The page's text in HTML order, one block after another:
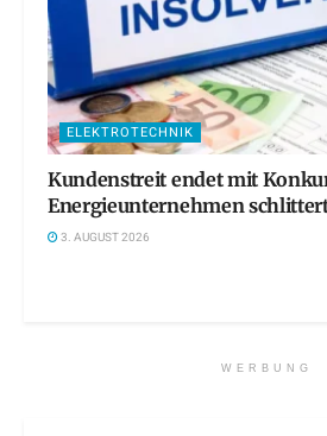
ELEKTROTECHNIK
Kundenstreit endet mit
Energieunternehmen
3. AUGUST 2026
WERBUNG